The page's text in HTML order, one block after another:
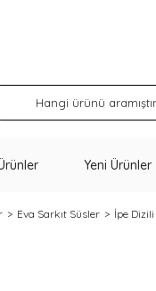
Yeni Ürünler
Eva Sarkıt Süsler İpe Dizili